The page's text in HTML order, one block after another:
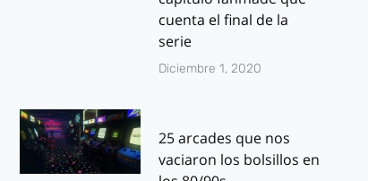
cuenta el final de la
serie
Diciembre 1, 2020
25 arcades que nos
vaciaron los bolsillos en